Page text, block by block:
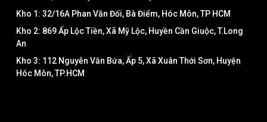
Kho 1: 32/16A Phan Văn Đối, Bà Điểm, Hóc Môn, TP HCM
Kho 2: 869 Ấp Lộc Tiền, Xã Mỹ Lộc, Huyền Cần Giuộc, T.Long
An
Kho 3: 112 Nguyễn Văn Bứa, Ấp 5, Xã Xuân Thới Sơn, Huyện
Hóc Môn, TP.HCM